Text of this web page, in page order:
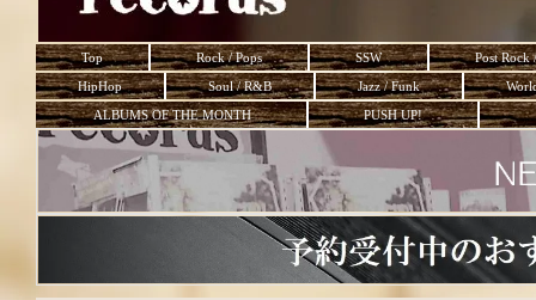
Top Rock / Pops SSW
Post Rock
HipHop
Soul / R&B Jazz / Funk
ALBUMS OF THE MONTH
PUSH UP!